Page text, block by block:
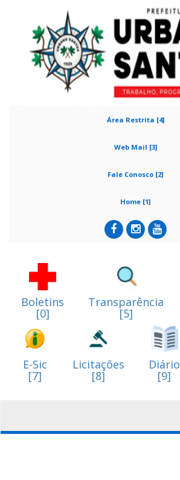
Área Restrita [4]
Web Mail [3]
Fale Conosco [2]
Home [1]
Boletins
[0]
Transparência
[5]
E-Sic
[7]
Licitações
[8]
Diário
[9]